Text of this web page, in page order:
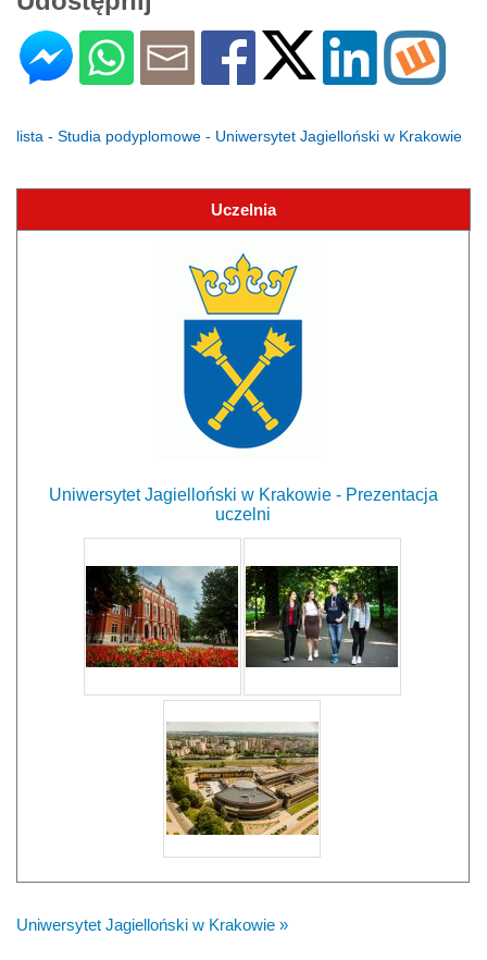
lista - Studia podyplomowe - Uniwersytet Jagielloński w Krakowie
Uczelnia
Uniwersytet Jagielloński w Krakowie - Prezentacja
uczelni
Uniwersytet Jagielloński w Krakowie »